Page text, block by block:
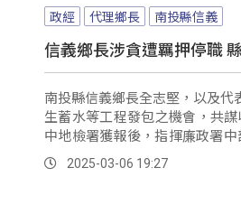
政經 代理鄉長 南投縣信義
信義鄉長涉貪遭羈押停職
南投縣信義鄉長全志堅，以及
生蓄水等工程發包之機會，共
中地檢署獲報後，指揮廉政署
鄉公所，以及代表會共計23處搜
說明，訊後也將代表會主席李國
2025-03-06 19:27